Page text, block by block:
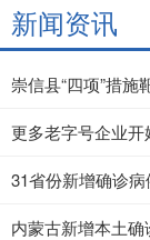
新闻资讯
崇信县“四项”措
更多老字号企业
31省份新增确诊
内蒙古新增本土